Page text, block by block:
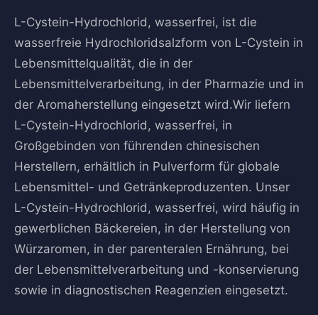
L-Cystein-Hydrochlorid, wasserfrei, ist die
wasserfreie Hydrochloridsalzform von L-Cystein in
Lebensmittelqualität, die in der
Lebensmittelverarbeitung, in der Pharmazie und in
der Aromaherstellung eingesetzt wird.Wir liefern
L-Cystein-Hydrochlorid, wasserfrei, in
Großgebinden von führenden chinesischen
Herstellern, erhältlich in Pulverform für globale
Lebensmittel- und Getränkeproduzenten. Unser
L-Cystein-Hydrochlorid, wasserfrei, wird häufig in
gewerblichen Bäckereien, in der Herstellung von
Würzaromen, in der parenteralen Ernährung, bei
der Lebensmittelverarbeitung und -konservierung
sowie in diagnostischen Reagenzien eingesetzt.